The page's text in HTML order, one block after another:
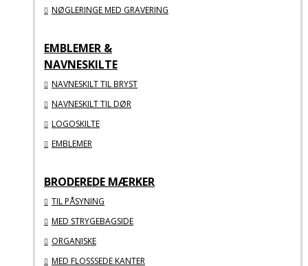
NØGLERINGE MED GRAVERING
EMBLEMER &
NAVNESKILTE
NAVNESKILT TIL BRYST
NAVNESKILT TIL DØR
LOGOSKILTE
EMBLEMER
BRODEREDE MÆRKER
TIL PÅSYNING
MED STRYGEBAGSIDE
ORGANISKE
MED FLOSSSEDE KANTER